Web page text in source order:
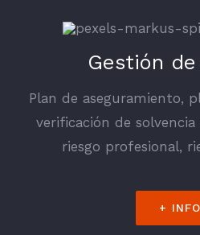
Gestión
Plan de aseguramiento,
verificación de
riesgo profesional,
+ INFO